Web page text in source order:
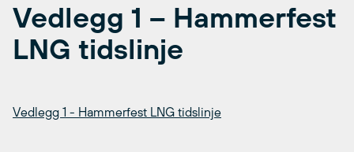
Vedlegg 1 – Hammerfest
LNG tidslinje
Vedlegg 1 - Hammerfest LNG tidslinje